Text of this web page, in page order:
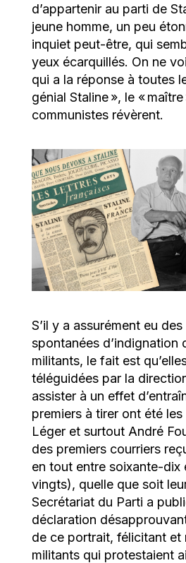
d’appartenir au parti de
jeune homme, un peu
inquiet peut-être, qui
yeux écarquillés. On ne
qui a la réponse à toutes
génial Staline », le «
communistes révèrent.
S’il y a assurément eu
spontanées d’indignation
militants, le fait est
téléguidées par la
assister à un effet
premiers à tirer ont été
Léger et surtout André
des premiers courriers
en tout entre soixante-dix
vingts), quelle que soit
Secrétariat du Parti a
déclaration
de ce portrait, félicitant et
militants qui protestaient